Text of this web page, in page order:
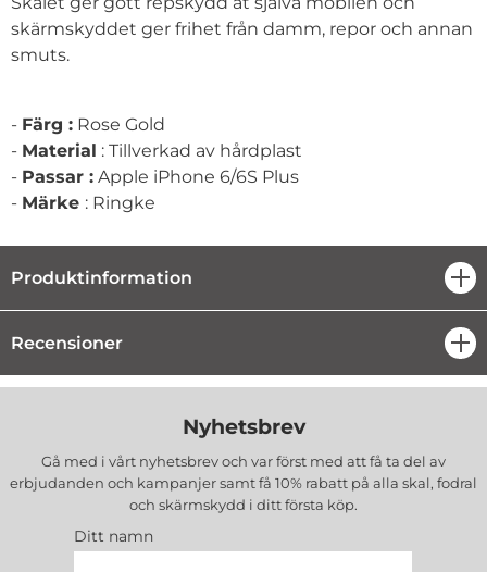
skärmskyddet ger frihet från damm, repor och annan
smuts.
- Färg : Rose Gold
- Material : Tillverkad av hårdplast
- Passar : Apple iPhone 6/6S Plus
- Märke : Ringke
Produktinformation
Recensioner
Nyhetsbrev
Gå med i vårt nyhetsbrev och var först med att få ta del av
erbjudanden och kampanjer samt få 10% rabatt på alla skal, fodral
och skärmskydd i ditt första köp.
Ditt namn